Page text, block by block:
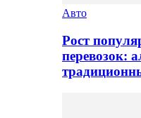
Авто
Рост
перевозок: